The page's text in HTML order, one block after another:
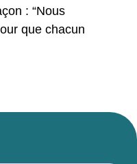
: “Nous
que chacun